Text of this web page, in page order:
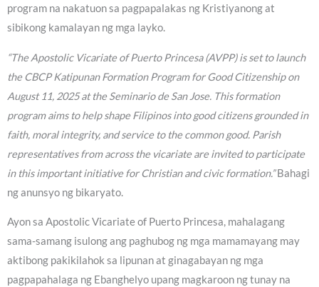
program na nakatuon sa pagpapalakas ng Kristiyanong at
sibikong kamalayan ng mga layko.
“The Apostolic Vicariate of Puerto Princesa (AVPP) is set to launch
the CBCP Katipunan Formation Program for Good Citizenship on
August 11, 2025 at the Seminario de San Jose. This formation
program aims to help shape Filipinos into good citizens grounded in
faith, moral integrity, and service to the common good. Parish
representatives from across the vicariate are invited to participate
in this important initiative for Christian and civic formation.”Bahagi
ng anunsyo ng bikaryato.
Ayon sa Apostolic Vicariate of Puerto Princesa, mahalagang
sama-samang isulong ang paghubog ng mga mamamayang may
aktibong pakikilahok sa lipunan at ginagabayan ng mga
pagpapahalaga ng Ebanghelyo upang magkaroon ng tunay na